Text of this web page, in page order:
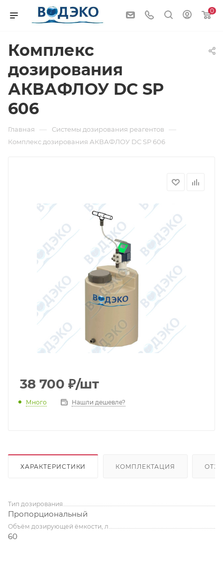
0
Комплекс
дозирования
АКВАФЛОУ DC SP
606
Главная — Системы дозирования реагентов —
Комплекс дозирования АКВАФЛОУ DC SP 606
38 700 ₽/шт
Много Нашли дешевле?
ХАРАКТЕРИСТИКИ КОМПЛЕКТАЦИЯ
Тип дозирования
Пропорциональный
Объём дозирующей ёмкости, л
60